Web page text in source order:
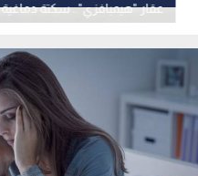
عقار "هيمبافزي".. سكتة دماغية
ونزيف يثيران المخاوف